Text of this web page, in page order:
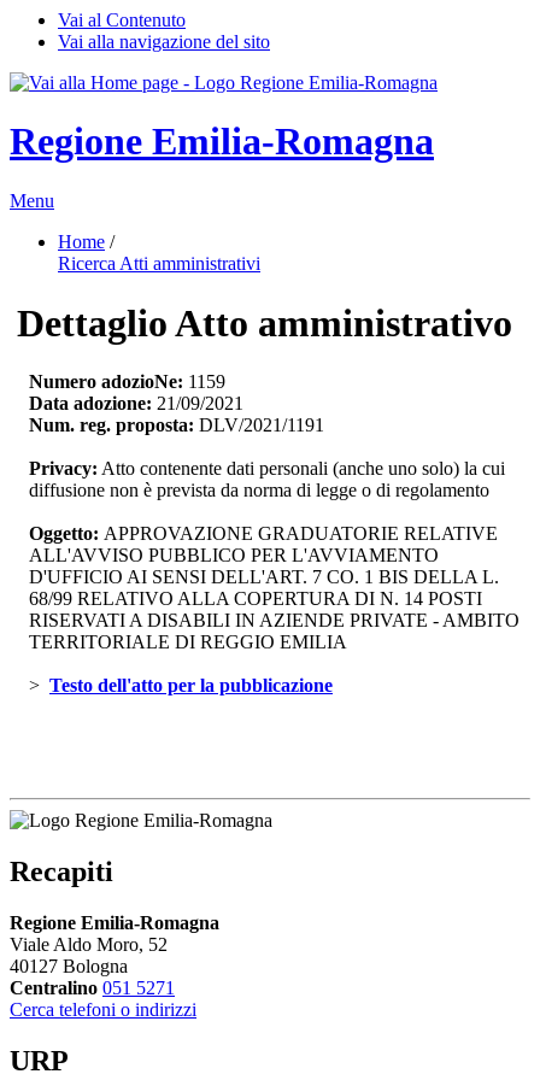
Vai al Contenuto
Vai alla navigazione del sito
Regione Emilia-Romagna
Menu
Home /
Ricerca Atti amministrativi
Dettaglio Atto amministrativo
Numero adozioNe: 1159
Data adozione: 21/09/2021
Num. reg. proposta: DLV/2021/1191
Privacy: Atto contenente dati personali (anche uno solo) la cui
diffusione non è prevista da norma di legge o di regolamento
Oggetto: APPROVAZIONE GRADUATORIE RELATIVE
ALL'AVVISO PUBBLICO PER L'AVVIAMENTO
D'UFFICIO AI SENSI DELL'ART. 7 CO. 1 BIS DELLA L.
68/99 RELATIVO ALLA COPERTURA DI N. 14 POSTI
RISERVATI A DISABILI IN AZIENDE PRIVATE - AMBITO
TERRITORIALE DI REGGIO EMILIA
> Testo dell'atto per la pubblicazione
Recapiti
Regione Emilia-Romagna
Viale Aldo Moro, 52
40127 Bologna
Centralino 051 5271
Cerca telefoni o indirizzi
URP